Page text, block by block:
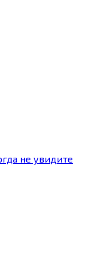
не увидите